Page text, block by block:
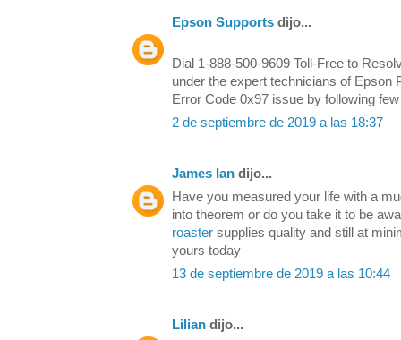
Epson Supports dijo...
Dial 1-888-500-9609 Toll-Free to
under the expert technicians of Epson
Error Code 0x97 issue by following
2 de septiembre de 2019 a las 18:37
James Ian dijo...
Have you measured your life with a
into theorem or do you take it to be
roaster supplies quality and still at
yours today
13 de septiembre de 2019 a las 10:44
Lilian dijo...